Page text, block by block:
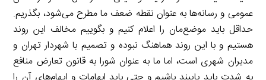
عمومی و رسانه‌ها به عنوان نقطه ضعف ما مطرح می‌شود، بگذریم.
حداقل باید موضع‌مان را اعلام کنیم و بگوییم مخالف این روند
هستیم و با این روند هماهنگ نبوده و تصمیم با شهردار تهران و
مدیران شهری است، اما ما به عنوان شورا به قانون تعارض منافع